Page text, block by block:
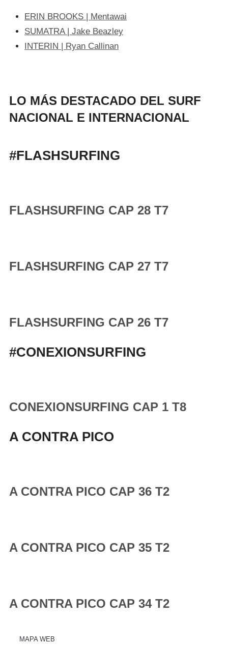
ERIN BROOKS | Mentawai
SUMATRA | Jake Beazley
INTERIN | Ryan Callinan
LO MÁS DESTACADO DEL SURF
NACIONAL E INTERNACIONAL
#FLASHSURFING
FLASHSURFING CAP 28 T7
FLASHSURFING CAP 27 T7
FLASHSURFING CAP 26 T7
#CONEXIONSURFING
CONEXIONSURFING CAP 1 T8
A CONTRA PICO
A CONTRA PICO CAP 36 T2
A CONTRA PICO CAP 35 T2
A CONTRA PICO CAP 34 T2
MAPA WEB